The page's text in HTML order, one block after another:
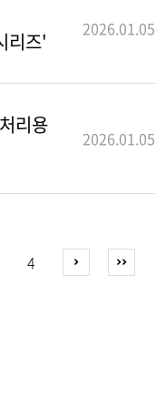
리즈'
2026.01.05
리용
2026.01.05
4